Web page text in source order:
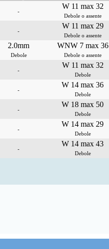
-
W 11 max 32
Debole o assente
-
W 11 max 29
Debole o assente
2.0mm
Debole
WNW 7 max 36
Debole o assente
-
W 11 max 32
Debole
-
W 14 max 36
Debole
-
W 18 max 50
Debole
-
W 14 max 29
Debole
-
W 14 max 43
Debole